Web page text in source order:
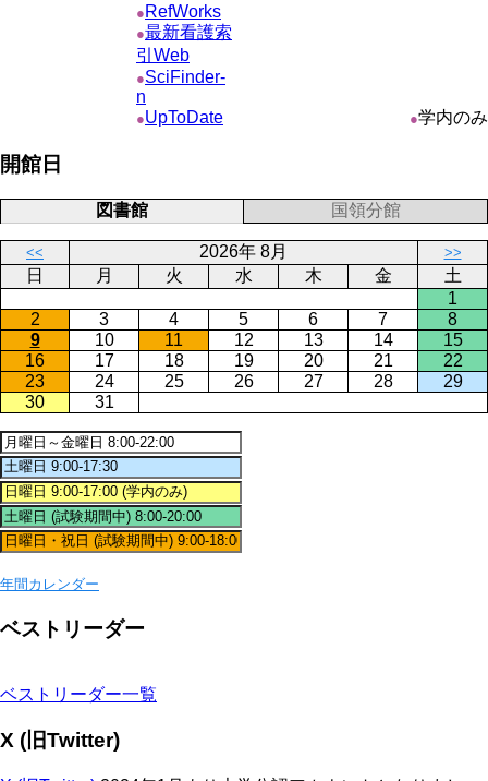
● RefWorks
●最新看護索
引Web
●SciFinder-
n
●UpToDate ●学内のみ
開館日
図書館 国領分館
<< 2026年 8月 >>
日 月 火 水 木 金
土
1
2
3 4 5 6 7
8
9
10 11 12 13 14
15
16
17 18 19 20 21
22
23
24 25 26 27 28
29
30
31
年間カレンダー
ベストリーダー
ベストリーダー一覧
X (旧Twitter)